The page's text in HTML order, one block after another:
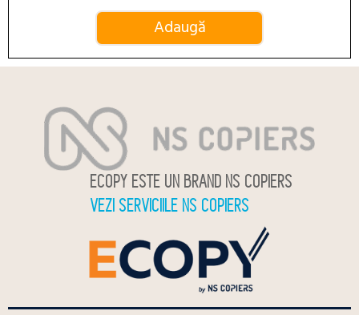
ECOPY ESTE UN BRAND NS COPIERS
VEZI SERVICIILE NS COPIERS